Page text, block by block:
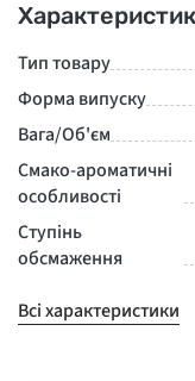
Тип товару
Форма випуску
Вага/Об'єм
Смако-ароматичні
особливості
Ступінь
обсмаження
Всі характеристики